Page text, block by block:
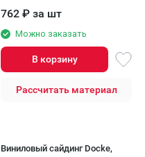
762 ₽ за шт
Можно заказать
В корзину
Рассчитать материал
Виниловый сайдинг Docke,